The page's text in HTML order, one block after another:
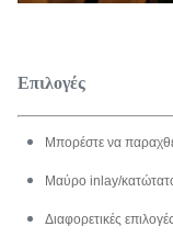
Επιλογές
Μπορέστε να
Μαύρο inlay/
Διαφορετικές